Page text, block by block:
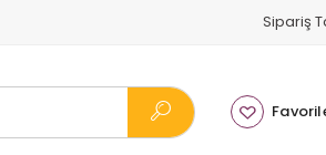
Sipariş